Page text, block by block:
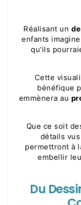
Réalisant un
enfants
qu'ils
Cette
bénéfique
emmènera au
Que ce soit
détails
permettront à
embellir
Du